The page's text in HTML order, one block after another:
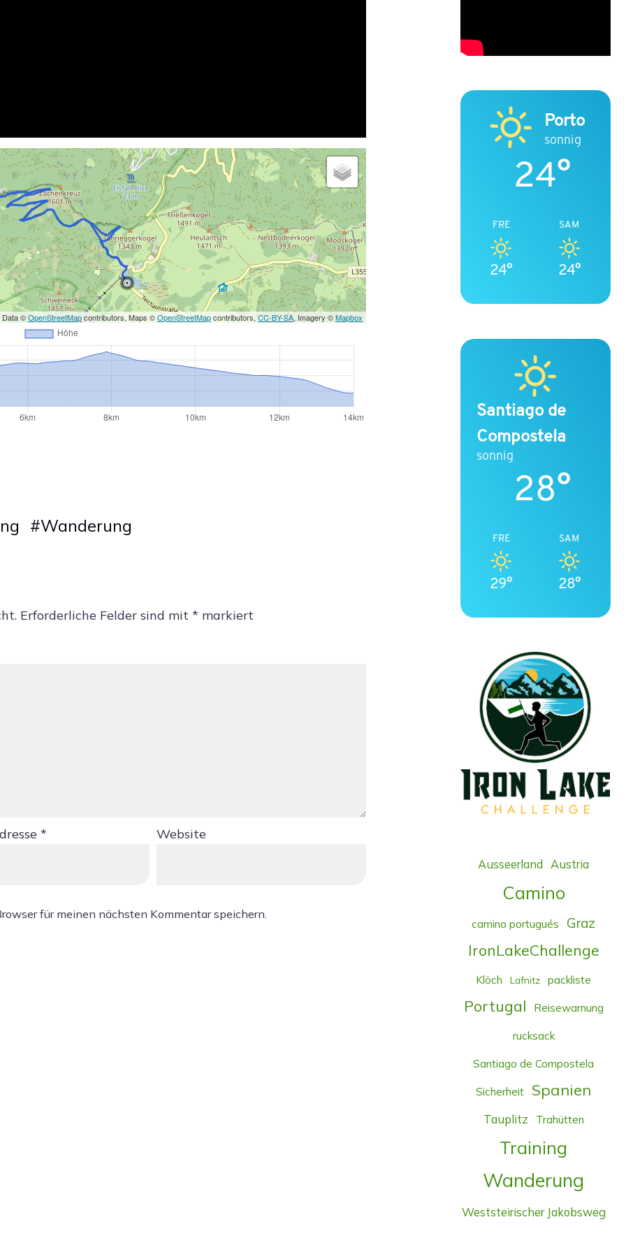
©OpenStreetMapcontributors, Maps ©OpenStreetMapcontributors, CC-BY-SA, Imagery ©Mapbox
#Wanderung
Erforderliche Felder sind mit * markiert
* Website
für meinen nächsten Kommentar speichern.
Porto
sonnig
24°
FRE
24°
SAM
24°
Santiago de
Compostela
sonnig
28°
FRE
29°
SAM
28°
Ausseerland Austria
Camino
camino portugués Graz
IronLakeChallenge
Klöch Lafnitz packliste
Portugal Reisewarnung
rucksack
Santiago de Compostela
Sicherheit Spanien
Tauplitz Trahütten
Training
Wanderung
Weststeirischer Jakobsweg